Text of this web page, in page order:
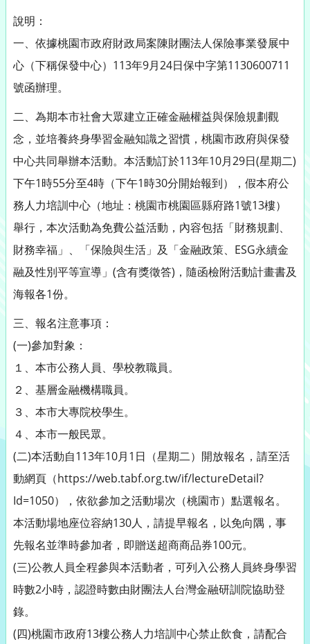
說明：
一、依據桃園市政府財政局案陳財團法人保險事業發展中
心（下稱保發中心）113年9月24日保中字第1130600711
號函辦理。
二、為期本市社會大眾建立正確金融權益與保險規劃觀
念，並培養終身學習金融知識之習慣，桃園市政府與保發
中心共同舉辦本活動。本活動訂於113年10月29日(星期二)
下午1時55分至4時（下午1時30分開始報到），假本府公
務人力培訓中心（地址：桃園市桃園區縣府路1號13樓）
舉行，本次活動為免費公益活動，內容包括「財務規劃、
財務幸福」、「保險與生活」及「金融政策、ESG永續金
融及性別平等宣導」(含有獎徵答)，隨函檢附活動計畫書及
海報各1份。
三、報名注意事項：
(一)參加對象：
１、本市公務人員、學校教職員。
２、基層金融機構職員。
３、本市大專院校學生。
４、本市一般民眾。
(二)本活動自113年10月1日（星期二）開放報名，請至活
動網頁（https://web.tabf.org.tw/if/lectureDetail?
Id=1050），依欲參加之活動場次（桃園市）點選報名。
本活動場地座位容納130人，請提早報名，以免向隅，事
先報名並準時參加者，即贈送超商商品券100元。
(三)公教人員全程參與本活動者，可列入公務人員終身學習
時數2小時，認證時數由財團法人台灣金融研訓院協助登
錄。
(四)桃園市政府13樓公務人力培訓中心禁止飲食，請配合